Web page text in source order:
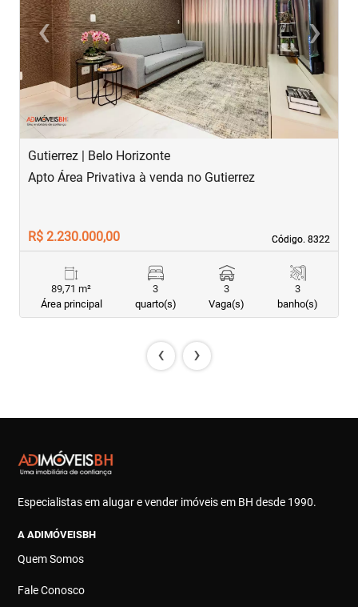
‹Previous ›Next
Gutierrez | Belo Horizonte
Código. 8322
Código. 8322
Apto Área Privativa à venda no Gutierrez
R$ 2.230.000,00
89,71 m²
Área principal
3
quarto(s)
3
Vaga(s)
3
banho(s)
‹ ›
Especialistas em alugar e vender imóveis em BH desde 1990.
A ADIMÓVEISBH
Quem Somos
Fale Conosco